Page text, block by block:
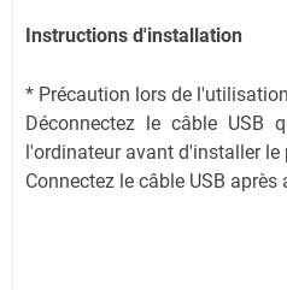
Instructions d'installation
* Précaution lors de
Déconnectez le câble USB
l'ordinateur avant d'installer le
Connectez le câble USB